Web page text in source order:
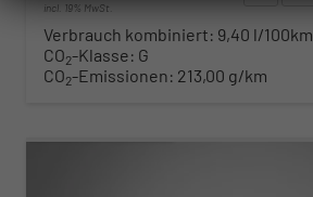
incl. 19% MwSt.
Verbrauch kombiniert: 9,40 l/100km
CO2-Klasse: G
CO2-Emissionen: 213,00 g/km